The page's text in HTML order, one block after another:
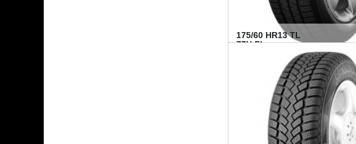
175/60 HR13 TL
77H FI...